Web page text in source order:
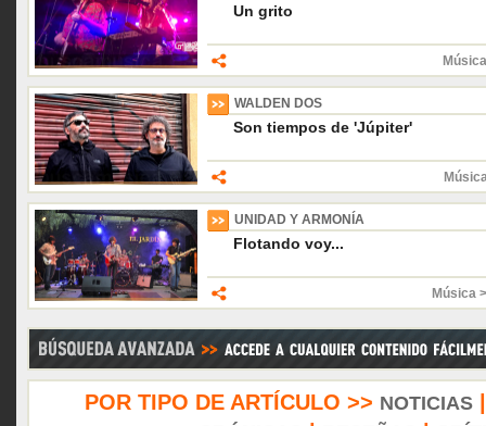
Un grito
WALDEN DOS
Son tiempos de 'Júpiter'
UNIDAD Y ARMONÍA
Flotando voy...
Música
POR TIPO DE ARTÍCULO >> NOTICIAS